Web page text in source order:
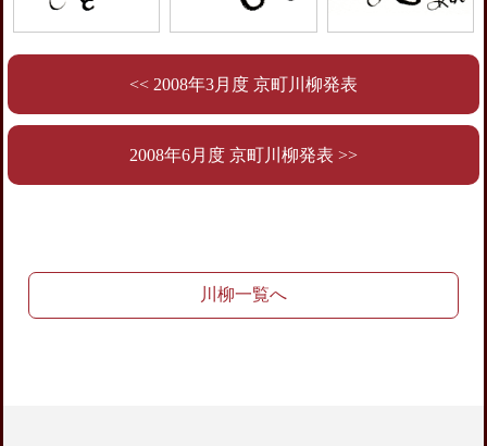
<< 2008年3月度 京町川柳発表
2008年6月度 京町川柳発表 >>
川柳一覧へ